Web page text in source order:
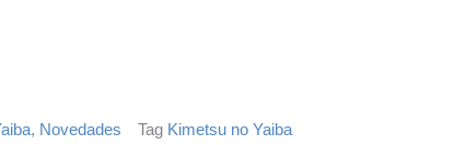
, Novedades Tag Kimetsu no Yaiba